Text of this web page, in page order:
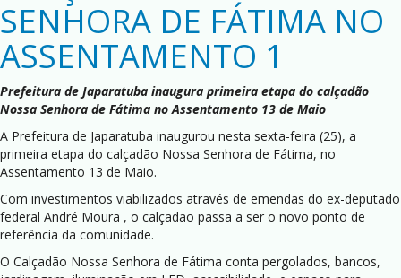
SENHORA DE FÁTIMA NO
ASSENTAMENTO 1
Prefeitura de Japaratuba inaugura primeira etapa do calçadão
Nossa Senhora de Fátima no Assentamento 13 de Maio
A Prefeitura de Japaratuba inaugurou nesta sexta-feira (25), a
primeira etapa do calçadão Nossa Senhora de Fátima, no
Assentamento 13 de Maio.
Com investimentos viabilizados através de emendas do ex-deputado
federal André Moura , o calçadão passa a ser o novo ponto de
referência da comunidade.
O Calçadão Nossa Senhora de Fátima conta pergolados, bancos,